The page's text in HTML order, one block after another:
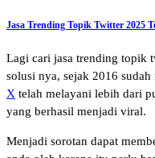
Jasa Trending Topik Twitter 2025
Lagi cari jasa trending topik
solusi nya, sejak 2016
X telah melayani lebih dari
yang berhasil menjadi viral.
Menjadi sorotan dapat